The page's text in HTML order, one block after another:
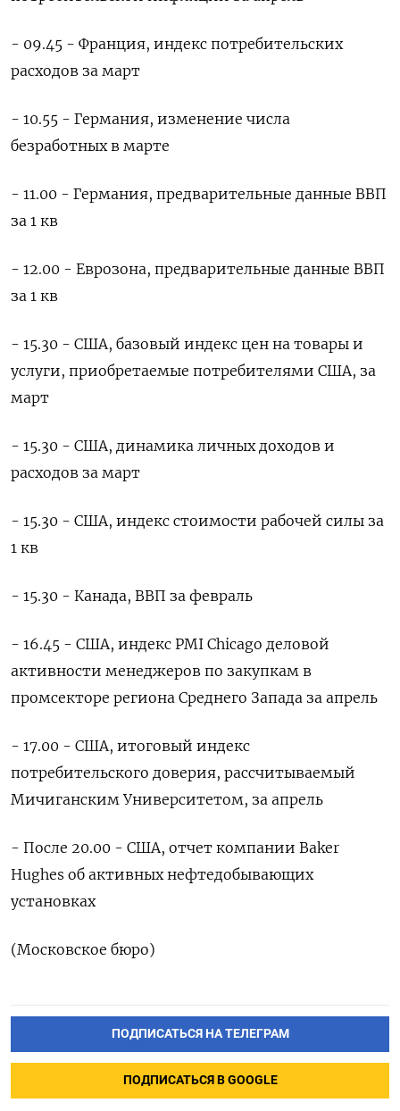
- 09.45 - Франция, индекс потребительских
расходов за март
- 10.55 - Германия, изменение числа
безработных в марте
- 11.00 - Германия, предварительные данные ВВП
за 1 кв
- 12.00 - Еврозона, предварительные данные ВВП
за 1 кв
- 15.30 - США, базовый индекс цен на товары и
услуги, приобретаемые потребителями США, за
март
- 15.30 - США, динамика личных доходов и
расходов за март
- 15.30 - США, индекс стоимости рабочей силы за
1 кв
- 15.30 - Канада, ВВП за февраль
- 16.45 - США, индекс PMI Chicago деловой
активности менеджеров по закупкам в
промсекторе региона Среднего Запада за апрель
- 17.00 - США, итоговый индекс
потребительского доверия, рассчитываемый
Мичиганским Университетом, за апрель
- После 20.00 - США, отчет компании Baker
Hughes об активных нефтедобывающих
установках
(Московское бюро)
ПОДПИСАТЬСЯ НА ТЕЛЕГРАМ
ПОДПИСАТЬСЯ В GOOGLE